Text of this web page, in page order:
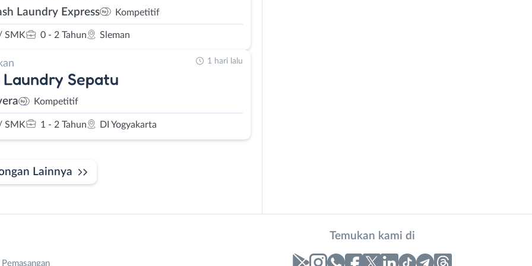
Laundry Express Kompetitif
SMK 0 - 2 Tahun Sleman
Laundry Sepatu
Kompetitif
SMK 1 - 2 Tahun DI Yogyakarta
1 hari lalu
Lainnya
Temukan kami di